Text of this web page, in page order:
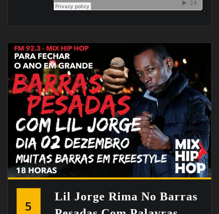
5
Lil Jorge Rima No Barras